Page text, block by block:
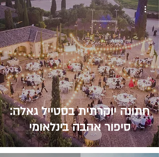
חתונה יוקרתית בסטייל גאלה:
סיפור אהבה בינלאומי